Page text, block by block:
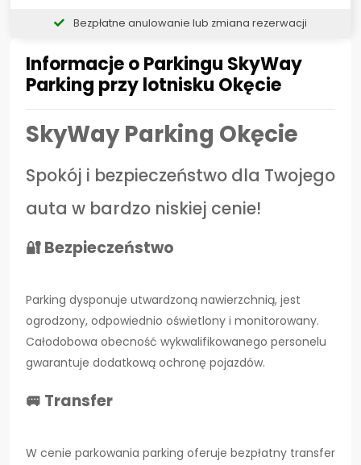
Informacje o Parkingu SkyWay
Parking przy lotnisku Okęcie
SkyWay Parking Okęcie
Spokój i bezpieczeństwo dla Twojego
auta w bardzo niskiej cenie!
🔐 Bezpieczeństwo
Parking dysponuje utwardzoną nawierzchnią, jest
ogrodzony, odpowiednio oświetlony i monitorowany.
Całodobowa obecność wykwalifikowanego personelu
gwarantuje dodatkową ochronę pojazdów.
🚐 Transfer
W cenie parkowania parking oferuje bezpłatny transfer
Bezpłatne anulowanie lub zmiana rezerwacji